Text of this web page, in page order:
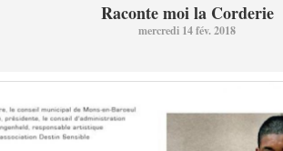
Raconte moi la Corderie
mercredi 14 fév. 2018